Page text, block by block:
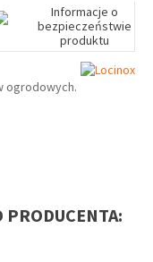
Informacje o
bezpieczeństwie
produktu
ogrodowych.